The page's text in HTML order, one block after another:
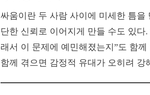
싸움이란 두 사람 사이에 미세한 틈
단한 신뢰로 이어지게 만들 수도 있
래서 이 문제에 예민해졌는지”도 함
함께 겪으면 감정적 유대가 오히려 강